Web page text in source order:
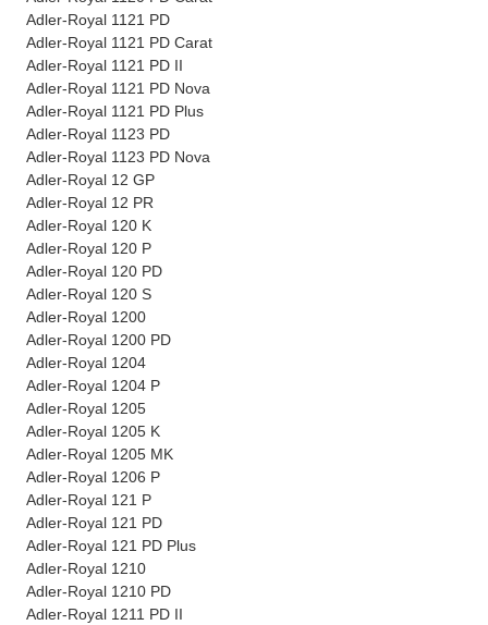
Adler-Royal 1121 PD
Adler-Royal 1121 PD Carat
Adler-Royal 1121 PD II
Adler-Royal 1121 PD Nova
Adler-Royal 1121 PD Plus
Adler-Royal 1123 PD
Adler-Royal 1123 PD Nova
Adler-Royal 12 GP
Adler-Royal 12 PR
Adler-Royal 120 K
Adler-Royal 120 P
Adler-Royal 120 PD
Adler-Royal 120 S
Adler-Royal 1200
Adler-Royal 1200 PD
Adler-Royal 1204
Adler-Royal 1204 P
Adler-Royal 1205
Adler-Royal 1205 K
Adler-Royal 1205 MK
Adler-Royal 1206 P
Adler-Royal 121 P
Adler-Royal 121 PD
Adler-Royal 121 PD Plus
Adler-Royal 1210
Adler-Royal 1210 PD
Adler-Royal 1211 PD II